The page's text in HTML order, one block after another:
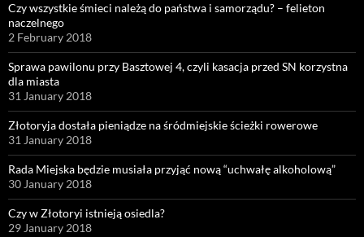
Czy wszystkie śmieci należą do państwa i samorządu? – felieton
naczelnego
2 February 2018
Sprawa pawilonu przy Basztowej 4, czyli kasacja przed SN korzystna
dla miasta
31 January 2018
Złotoryja dostała pieniądze na śródmiejskie ścieżki rowerowe
31 January 2018
Rada Miejska będzie musiała przyjąć nową “uchwałę alkoholową”
30 January 2018
Czy w Złotoryi istnieją osiedla?
29 January 2018